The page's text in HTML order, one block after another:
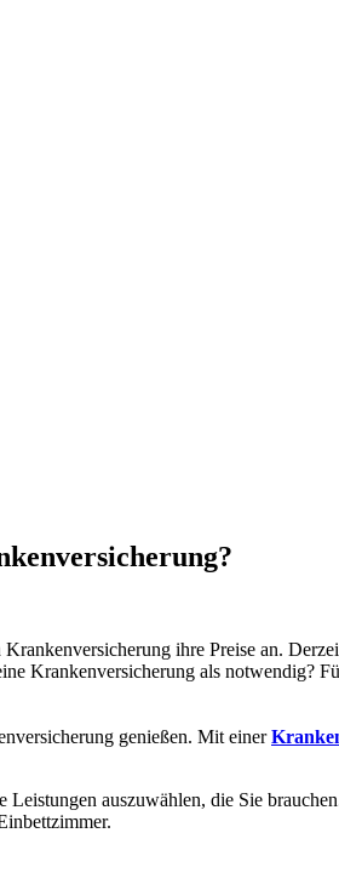
ihre Preise an.
Krankenversicherung als notwendig?
genießen. Mit einer
auszuwählen, die Sie